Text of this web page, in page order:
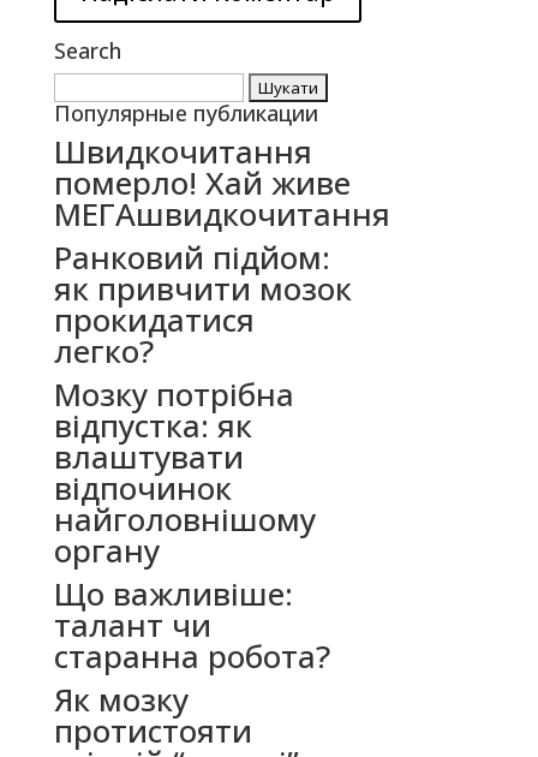
Search
Популярные публикации
Швидкочитання
померло! Хай живе
МЕГАшвидкочитання
Ранковий підйом:
як привчити мозок
прокидатися
легко?
Мозку потрібна
відпустка: як
влаштувати
відпочинок
найголовнішому
органу
Що важливіше:
талант чи
старанна робота?
Як мозку
протистояти